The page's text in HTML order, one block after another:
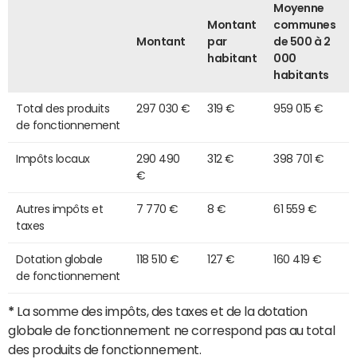
Montant
Montant
par
habitant
Moyenne
communes
de 500 à 2
000
habitants
Total des produits
de fonctionnement
297 030 € 319 € 959 015 €
Impôts locaux
290 490
€
312 € 398 701 €
Autres impôts et
taxes
7 770 € 8 € 61 559 €
Dotation globale
de fonctionnement
118 510 € 127 € 160 419 €
* La somme des impôts, des taxes et de la dotation
globale de fonctionnement ne correspond pas au total
des produits de fonctionnement.